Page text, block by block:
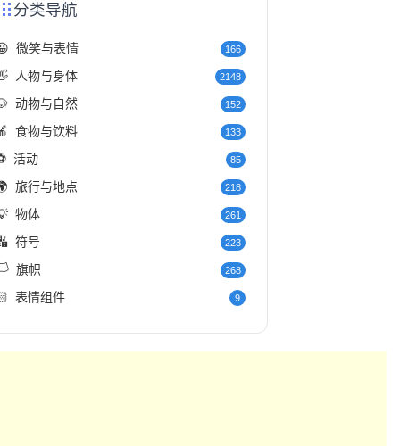
分类导航
微笑与表情 166
人物与身体 2148
动物与自然 152
食物与饮料 133
活动 85
旅行与地点 218
物体 261
符号 223
旗帜 268
表情组件 9